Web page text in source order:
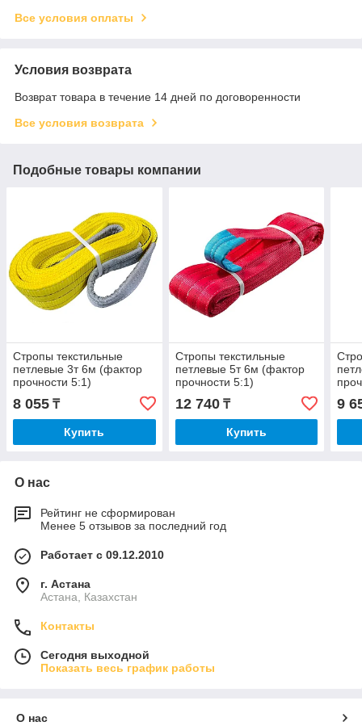
Все условия оплаты
Условия возврата
Возврат товара в течение 14 дней по договоренности
Все условия возврата
Подобные товары компании
Стропы текстильные
петлевые 3т 6м (фактор
прочности 5:1)
8 055 ₸
Купить
Стропы текстильные
петлевые 5т 6м (фактор
прочности 5:1)
12 740₸
Купить
9
О нас
Рейтинг не сформирован
Менее 5 отзывов за последний год
Работает с 09.12.2010
г. Астана
Астана, Казахстан
Контакты
Сегодня выходной
Показать весь график работы
О нас